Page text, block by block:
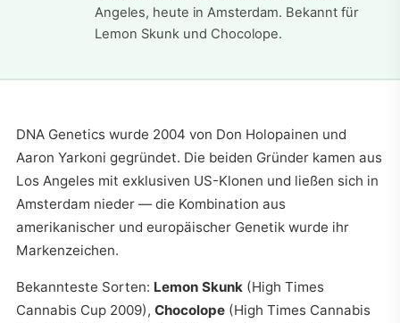
Angeles, heute in Amsterdam. Bekannt für
Lemon Skunk und Chocolope.
DNA Genetics wurde 2004 von Don Holopainen und
Aaron Yarkoni gegründet. Die beiden Gründer kamen aus
Los Angeles mit exklusiven US-Klonen und ließen sich in
Amsterdam nieder — die Kombination aus
amerikanischer und europäischer Genetik wurde ihr
Markenzeichen.
Bekannteste Sorten: Lemon Skunk (High Times
Cannabis Cup 2009), Chocolope (High Times Cannabis